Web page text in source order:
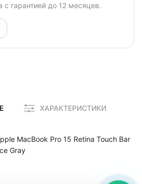
с гарантией до 12 месяцев.
ХАРАКТЕРИСТИКИ
MacBook Pro 15 Retina Touch Bar
Gray